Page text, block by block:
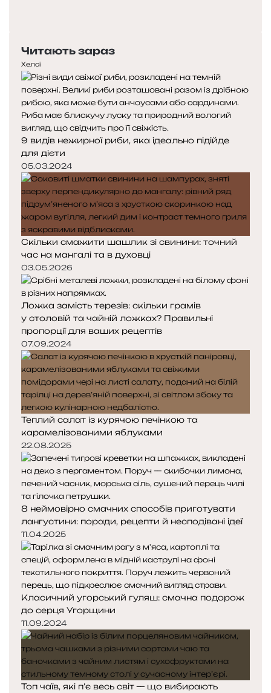
Читають зараз
Хелсі
9 видів нежирної риби, яка ідеально підійде
для дієти
05.03.2024
Скільки смажити шашлик зі свинини: точний
час на мангалі та в духовці
03.05.2026
Ложка замість терезів: скільки грамів
у столовій та чайній ложках? Правильні
пропорції для ваших рецептів
07.09.2024
Теплий салат із курячою печінкою та
карамелізованими яблуками
22.08.2025
8 неймовірно смачних способів приготувати
лангустини: поради, рецепти й несподівані ідеї
11.04.2025
Класичний угорський гуляш: смачна подорож
до серця Угорщини
11.09.2024
Топ чаїв, які п’є весь світ — що вибирають